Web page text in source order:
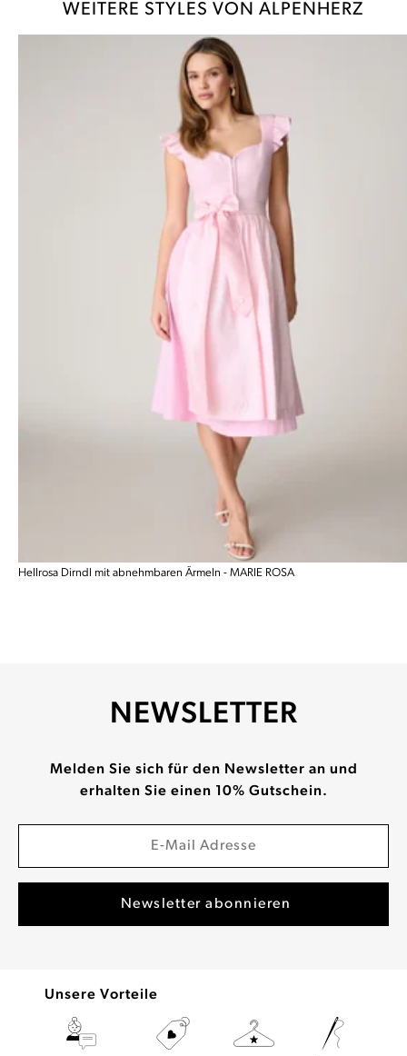
WEITERE STYLES VON ALPENHERZ
Hellrosa Dirndl mit abnehmbaren Ärmeln - MARIE ROSA
NEWSLETTER
Melden Sie sich für den Newsletter an und
erhalten Sie einen 10% Gutschein.
Unsere Vorteile